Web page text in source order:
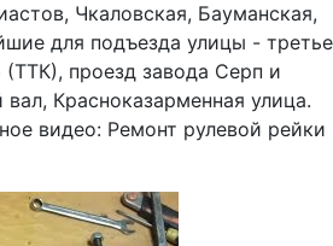
Чкаловская, Бауманская,
для подъезда улицы - третье
(ТТК), проезд завода Серп и
Красноказарменная улица.
видео: Ремонт рулевой рейки